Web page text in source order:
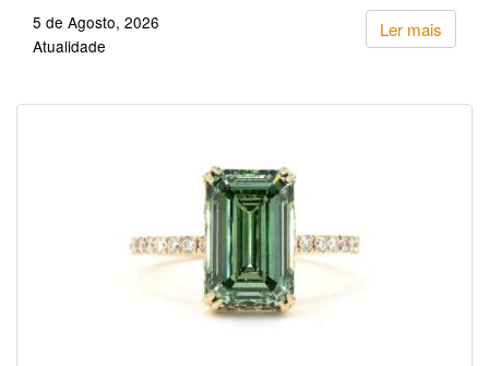
Ler mais
5 de Agosto, 2026
Atualidade